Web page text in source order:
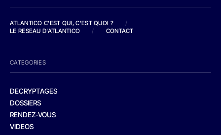
ATLANTICO C'EST QUI, C'EST QUOI ?
/
LE RESEAU D'ATLANTICO
/ CONTACT
CATEGORIES
DECRYPTAGES
DOSSIERS
RENDEZ-VOUS
VIDEOS